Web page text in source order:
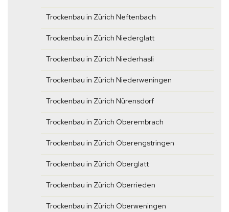
Trockenbau in Zürich Neftenbach
Trockenbau in Zürich Niederglatt
Trockenbau in Zürich Niederhasli
Trockenbau in Zürich Niederweningen
Trockenbau in Zürich Nürensdorf
Trockenbau in Zürich Oberembrach
Trockenbau in Zürich Oberengstringen
Trockenbau in Zürich Oberglatt
Trockenbau in Zürich Oberrieden
Trockenbau in Zürich Oberweningen